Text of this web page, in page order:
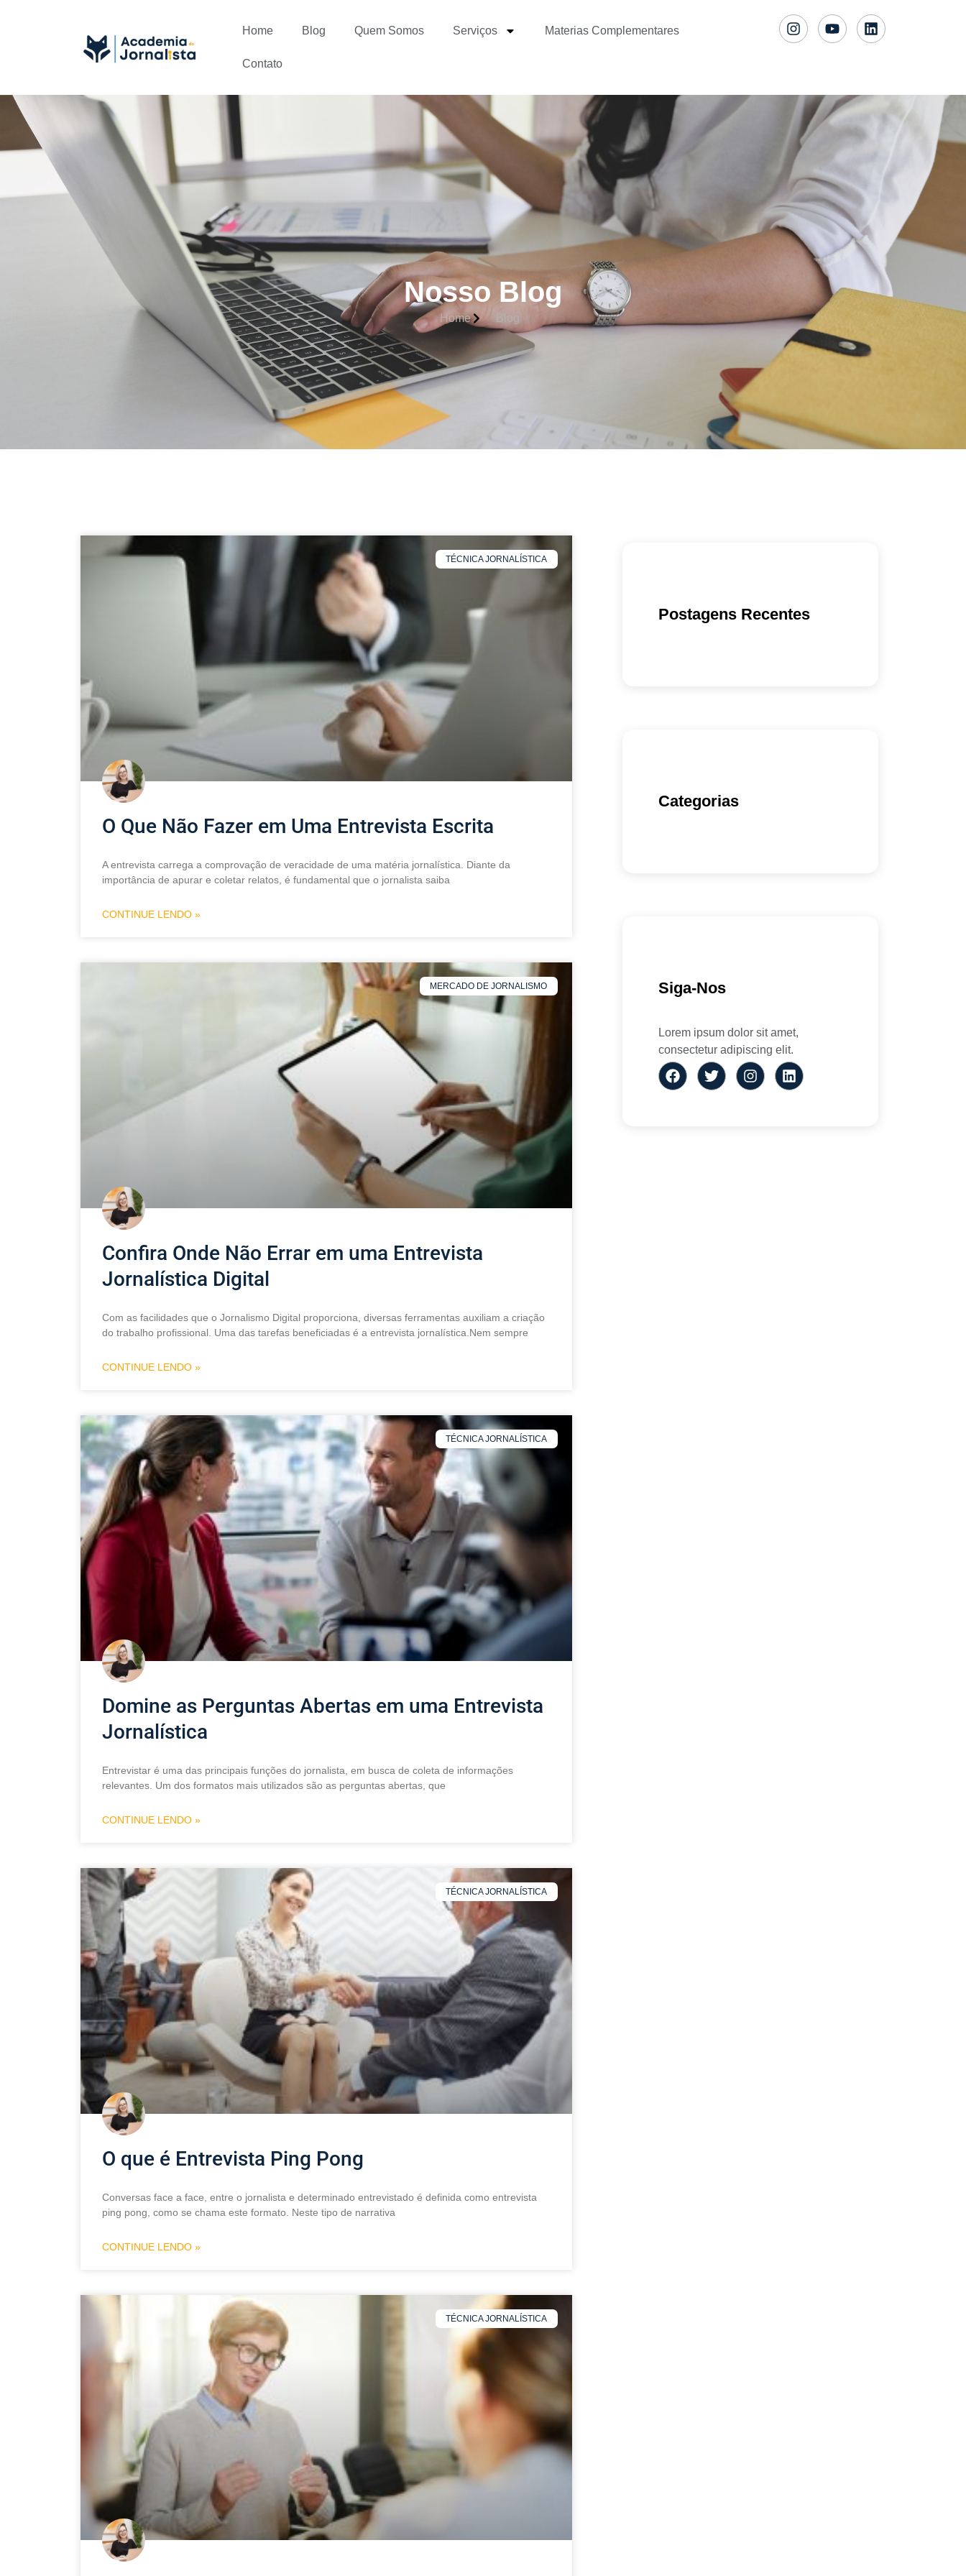
Home Blog Quem Somos Serviços Materias Complementares
Contato
Nosso Blog
Home Blog
TÉCNICA JORNALÍSTICA
O Que Não Fazer em Uma Entrevista Escrita
A entrevista carrega a comprovação de veracidade de uma matéria jornalística. Diante da
importância de apurar e coletar relatos, é fundamental que o jornalista saiba
CONTINUE LENDO »
MERCADO DE JORNALISMO
Confira Onde Não Errar em uma Entrevista
Jornalística Digital
Com as facilidades que o Jornalismo Digital proporciona, diversas ferramentas auxiliam a criação
do trabalho profissional. Uma das tarefas beneficiadas é a entrevista jornalística.Nem sempre
CONTINUE LENDO »
TÉCNICA JORNALÍSTICA
Domine as Perguntas Abertas em uma Entrevista
Jornalística
Entrevistar é uma das principais funções do jornalista, em busca de coleta de informações
relevantes. Um dos formatos mais utilizados são as perguntas abertas, que
CONTINUE LENDO »
TÉCNICA JORNALÍSTICA
O que é Entrevista Ping Pong
Conversas face a face, entre o jornalista e determinado entrevistado é definida como entrevista
ping pong, como se chama este formato. Neste tipo de narrativa
CONTINUE LENDO »
TÉCNICA JORNALÍSTICA
Postagens Recentes
Categorias
Siga-Nos
Lorem ipsum dolor sit amet,
consectetur adipiscing elit.